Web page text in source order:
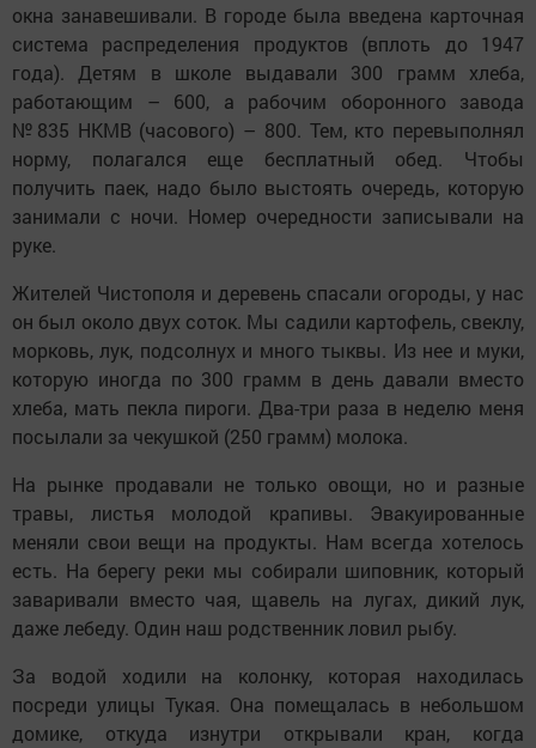
окна занавешивали. В городе была введена карточная
система распределения продуктов (вплоть до 1947
года). Детям в школе выдавали 300 грамм хлеба,
работающим – 600, а рабочим оборонного завода
№835 НКМВ (часового) – 800. Тем, кто перевыполнял
норму, полагался еще бесплатный обед. Чтобы
получить паек, надо было выстоять очередь, которую
занимали с ночи. Номер очередности записывали на
руке.
Жителей Чистополя и деревень спасали огороды, у нас
он был около двух соток. Мы садили картофель, свеклу,
морковь, лук, подсолнух и много тыквы. Из нее и муки,
которую иногда по 300 грамм в день давали вместо
хлеба, мать пекла пироги. Два-три раза в неделю меня
посылали за чекушкой (250 грамм) молока.
На рынке продавали не только овощи, но и разные
травы, листья молодой крапивы. Эвакуированные
меняли свои вещи на продукты. Нам всегда хотелось
есть. На берегу реки мы собирали шиповник, который
заваривали вместо чая, щавель на лугах, дикий лук,
даже лебеду. Один наш родственник ловил рыбу.
За водой ходили на колонку, которая находилась
посреди улицы Тукая. Она помещалась в небольшом
домике, откуда изнутри открывали кран, когда